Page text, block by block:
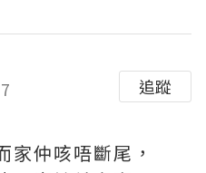
追蹤
家仲咳唔斷尾，